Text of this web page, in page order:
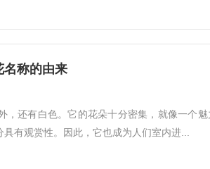
名称的由来
，还有白色。它的花朵十分密集，就像一个魅
有观赏性。因此，它也成为人们室内进...